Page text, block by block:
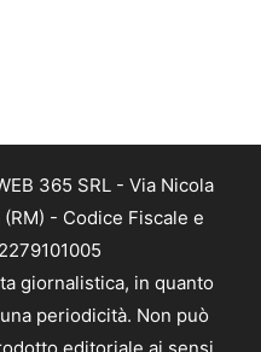
365 SRL - Via Nicola
- Codice Fiscale e
giornalistica, in quanto
periodicità. Non può